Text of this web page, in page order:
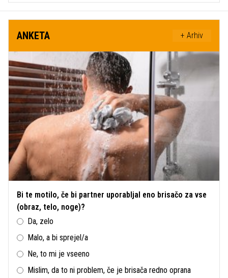
ANKETA + Arhiv
Bi te motilo, če bi partner uporabljal eno brisačo za vse
(obraz, telo, noge)?
Da, zelo
Malo, a bi sprejel/a
Ne, to mi je vseeno
Mislim, da to ni problem, če je brisača redno oprana